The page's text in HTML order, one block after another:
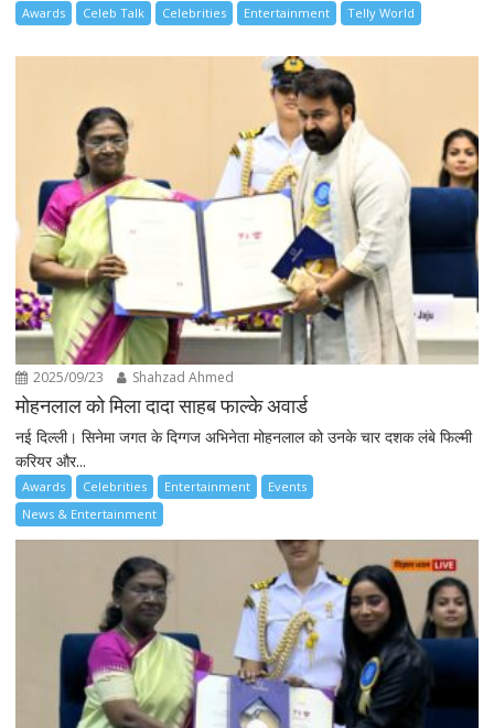
Awards Celeb Talk Celebrities Entertainment Telly World
2025/09/23 Shahzad Ahmed
मोहनलाल को मिला दादा साहब फाल्के अवार्ड
नई दिल्ली। सिनेमा जगत के दिग्गज अभिनेता मोहनलाल को उनके चार दशक लंबे फिल्मी
करियर और...
Awards Celebrities Entertainment
Events
News & Entertainment